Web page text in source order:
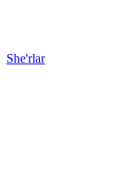
She'rlar